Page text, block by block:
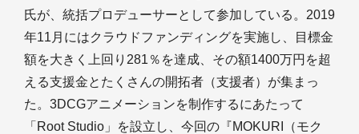
氏が、統括プロデューサーとして参加している。2019
年11月にはクラウドファンディングを実施し、目標金
額を大きく上回り281％を達成、その額1400万円を超
える支援金とたくさんの開拓者（支援者）が集まっ
た。3DCGアニメーションを制作するにあたって
「Root Studio」を設立し、今回の『MOKURI（モク